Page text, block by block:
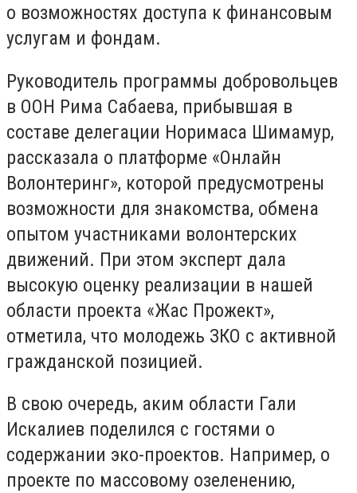
о возможностях доступа к финансовым
услугам и фондам.
Руководитель программы добровольцев
в ООН Рима Сабаева, прибывшая в
составе делегации Норимаса Шимамур,
рассказала о платформе «Онлайн
Волонтеринг», которой предусмотрены
возможности для знакомства, обмена
опытом участниками волонтерских
движений. При этом эксперт дала
высокую оценку реализации в нашей
области проекта «Жас Прожект»,
отметила, что молодежь ЗКО с активной
гражданской позицией.
В свою очередь, аким области Гали
Искалиев поделился с гостями о
содержании эко-проектов. Например, о
проекте по массовому озеленению,